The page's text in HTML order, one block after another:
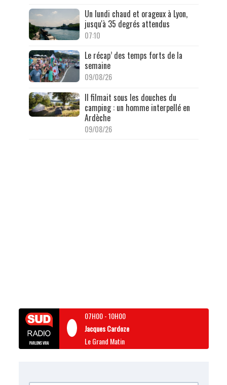
Un lundi chaud et orageux à Lyon,
jusqu'à 35 degrés attendus
07:10
Le récap’ des temps forts de la
semaine
09/08/26
Il filmait sous les douches du
camping : un homme interpellé en
Ardèche
09/08/26
07H00-10H00
Jacques Cardoze
Le Grand Matin